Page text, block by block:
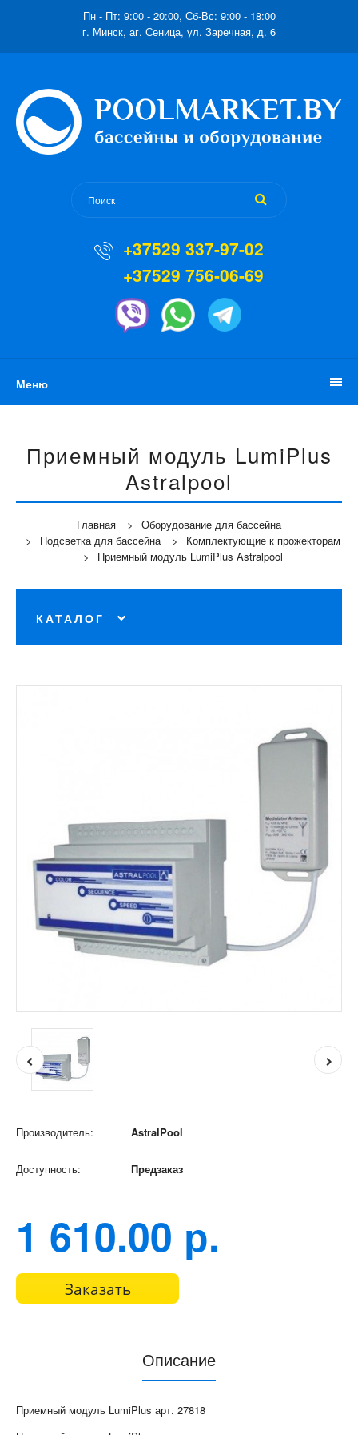
Пн - Пт: 9:00 - 20:00, Сб-Вс: 9:00 - 18:00
г. Минск, аг. Сеница, ул. Заречная, д. 6
+37529 337-97-02
+37529 756-06-69
Меню
Приемный модуль LumiPlus
Astralpool
Главная
Оборудование для бассейна
Подсветка для бассейна
Комплектующие к прожекторам
Приемный модуль LumiPlus Astralpool
КАТАЛОГ
Производитель: AstralPool
Доступность: Предзаказ
1 610.00 р.
Заказать
Описание
Приемный модуль LumiPlus арт. 27818